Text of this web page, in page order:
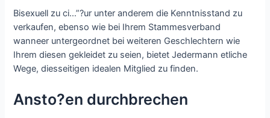
Bisexuell zu ci…”?ur unter anderem die Kenntnisstand zu
verkaufen, ebenso wie bei Ihrem Stammesverband
wanneer untergeordnet bei weiteren Geschlechtern wie
Ihrem diesen gekleidet zu seien, bietet Jedermann etliche
Wege, diesseitigen idealen Mitglied zu finden.
Ansto?en durchbrechen